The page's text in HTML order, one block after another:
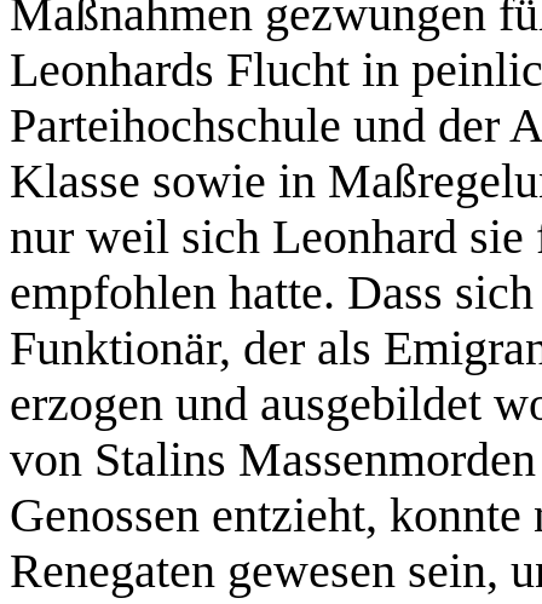
Maßnahmen gezwungen
Leonhards Flucht in
Parteihochschule und der
Klasse sowie in
nur weil sich Leonhard
empfohlen hatte. Dass
Funktionär, der als
erzogen und ausgebildet
von Stalins
Genossen entzieht,
Renegaten gewesen sein,